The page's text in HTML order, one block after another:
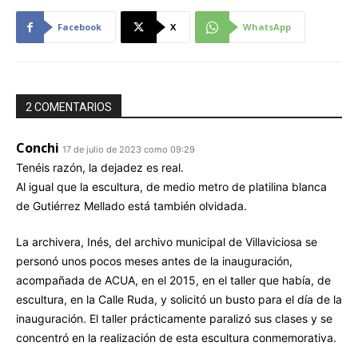
Facebook X WhatsApp
2 COMENTARIOS
Conchi 17 de julio de 2023 como 09:29
Tenéis razón, la dejadez es real.
Al igual que la escultura, de medio metro de platilina blanca
de Gutiérrez Mellado está también olvidada.
La archivera, Inés, del archivo municipal de Villaviciosa se
personó unos pocos meses antes de la inauguración,
acompañada de ACUA, en el 2015, en el taller que había, de
escultura, en la Calle Ruda, y solicitó un busto para el día de la
inauguración. El taller prácticamente paralizó sus clases y se
concentró en la realización de esta escultura conmemorativa.